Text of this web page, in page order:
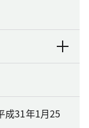
成31年1月25